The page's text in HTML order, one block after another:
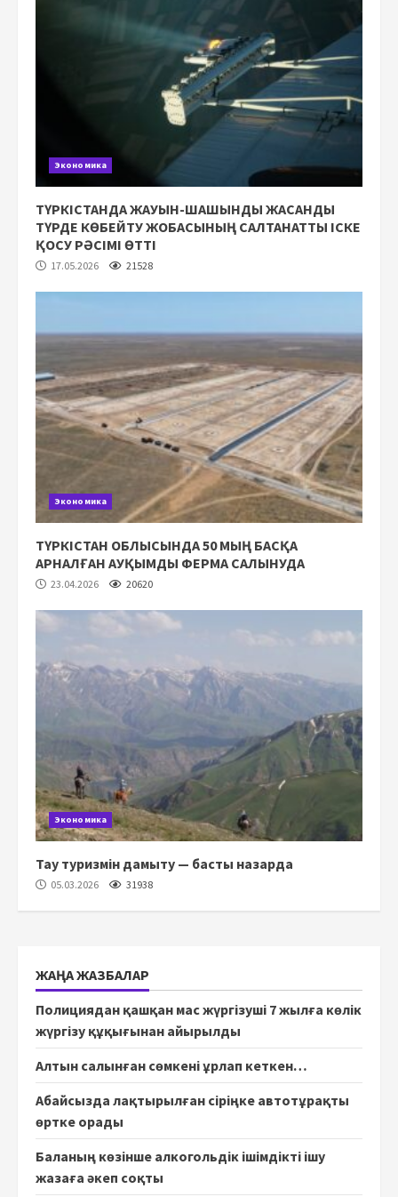
Экономика
ТҮРКІСТАНДА ЖАУЫН-ШАШЫНДЫ ЖАСАНДЫ
ТҮРДЕ КӨБЕЙТУ ЖОБАСЫНЫҢ САЛТАНАТТЫ ІСКЕ
ҚОСУ РӘСІМІ ӨТТІ
17.05.2026 21528
Экономика
ТҮРКІСТАН ОБЛЫСЫНДА 50 МЫҢ БАСҚА
АРНАЛҒАН АУҚЫМДЫ ФЕРМА САЛЫНУДА
23.04.2026 20620
Экономика
Тау туризмін дамыту — басты назарда
05.03.2026 31938
ЖАҢА ЖАЗБАЛАР
Полициядан қашқан мас жүргізуші 7 жылға көлік
жүргізу құқығынан айырылды
Алтын салынған сөмкені ұрлап кеткен…
Абайсызда лақтырылған сіріңке автотұрақты
өртке орады
Баланың көзінше алкогольдік ішімдікті ішу
жазаға әкеп соқты